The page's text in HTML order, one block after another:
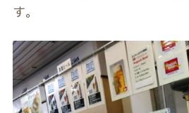
す。